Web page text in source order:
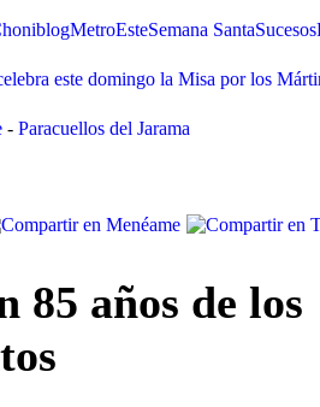
MetroEsteSemana SantaSucesos
este domingo la Misa por los
- Paracuellos del Jarama
85 años de los